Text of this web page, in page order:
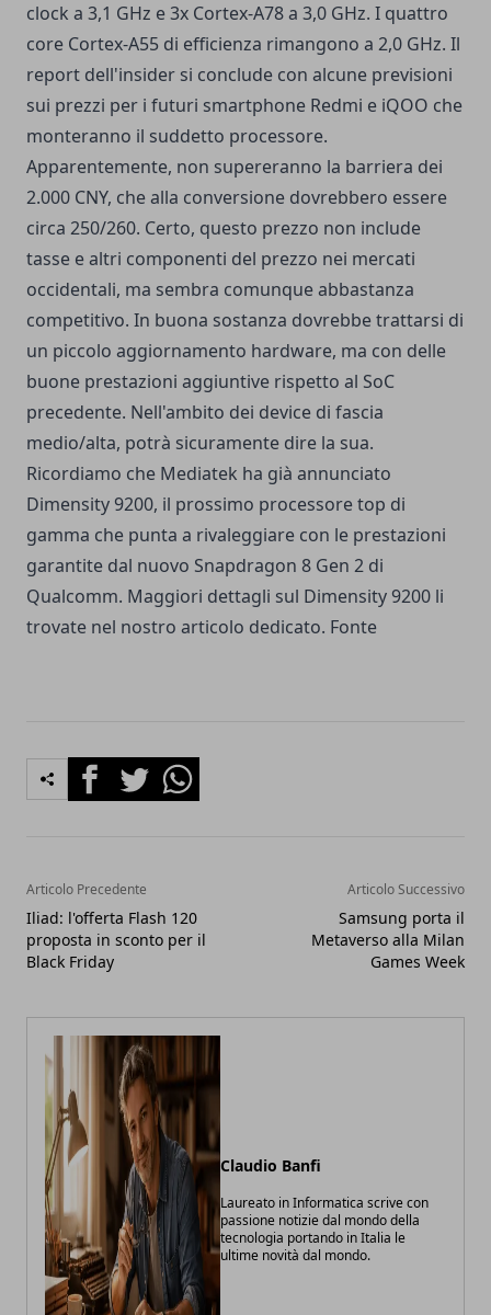
clock a 3,1 GHz e 3x Cortex-A78 a 3,0 GHz. I quattro
core Cortex-A55 di efficienza rimangono a 2,0 GHz. Il
report dell'insider si conclude con alcune previsioni
sui prezzi per i futuri smartphone Redmi e iQOO che
monteranno il suddetto processore.
Apparentemente, non supereranno la barriera dei
2.000 CNY, che alla conversione dovrebbero essere
circa 250/260. Certo, questo prezzo non include
tasse e altri componenti del prezzo nei mercati
occidentali, ma sembra comunque abbastanza
competitivo. In buona sostanza dovrebbe trattarsi di
un piccolo aggiornamento hardware, ma con delle
buone prestazioni aggiuntive rispetto al SoC
precedente. Nell'ambito dei device di fascia
medio/alta, potrà sicuramente dire la sua.
Ricordiamo che Mediatek ha già annunciato
Dimensity 9200, il prossimo processore top di
gamma che punta a rivaleggiare con le prestazioni
garantite dal nuovo Snapdragon 8 Gen 2 di
Qualcomm. Maggiori dettagli sul Dimensity 9200 li
trovate nel nostro articolo dedicato. Fonte
FacebookTwitterWhatsapp
Articolo Precedente
Iliad: l'offerta Flash 120
proposta in sconto per il
Black Friday
Articolo Successivo
Samsung porta il
Metaverso alla Milan
Games Week
Claudio Banfi
Laureato in Informatica scrive con
passione notizie dal mondo della
tecnologia portando in Italia le
ultime novità dal mondo.